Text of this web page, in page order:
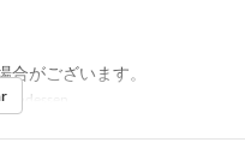
がございます。